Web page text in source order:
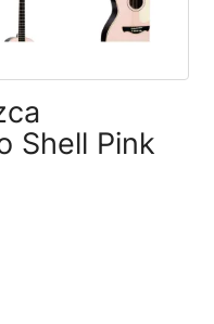
Shell Pink